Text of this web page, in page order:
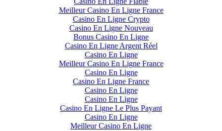
Meilleur Casino En Ligne France
Casino En Ligne Crypto
Casino En Ligne Nouveau
Bonus Casino En Ligne
Casino En Ligne Argent Réel
Casino En Ligne
Meilleur Casino En Ligne France
Casino En Ligne
Casino En Ligne France
Casino En Ligne
Casino En Ligne
Casino En Ligne Le Plus Payant
Casino En Ligne
Meilleur Casino En Ligne